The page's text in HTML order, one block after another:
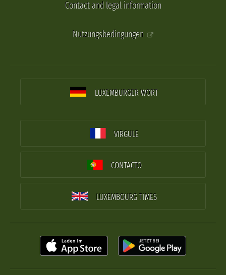
Contact and legal information
Nutzungsbedingungen
LUXEMBURGER WORT
VIRGULE
CONTACTO
LUXEMBOURG TIMES